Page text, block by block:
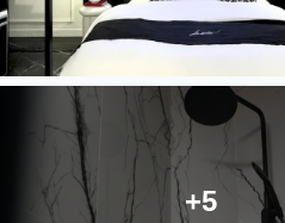
+5